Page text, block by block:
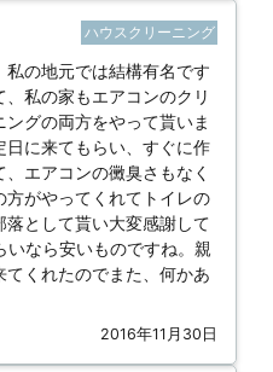
ハウスクリーニング
の地元では結構有名です
私の家もエアコンのクリ
グの両方をやって貰いま
日に来てもらい、すぐに作
エアコンの黴臭さもなく
がやってくれてトイレの
として貰い大変感謝して
なら安いものですね。親
くれたのでまた、何かあ
2016年11月30日